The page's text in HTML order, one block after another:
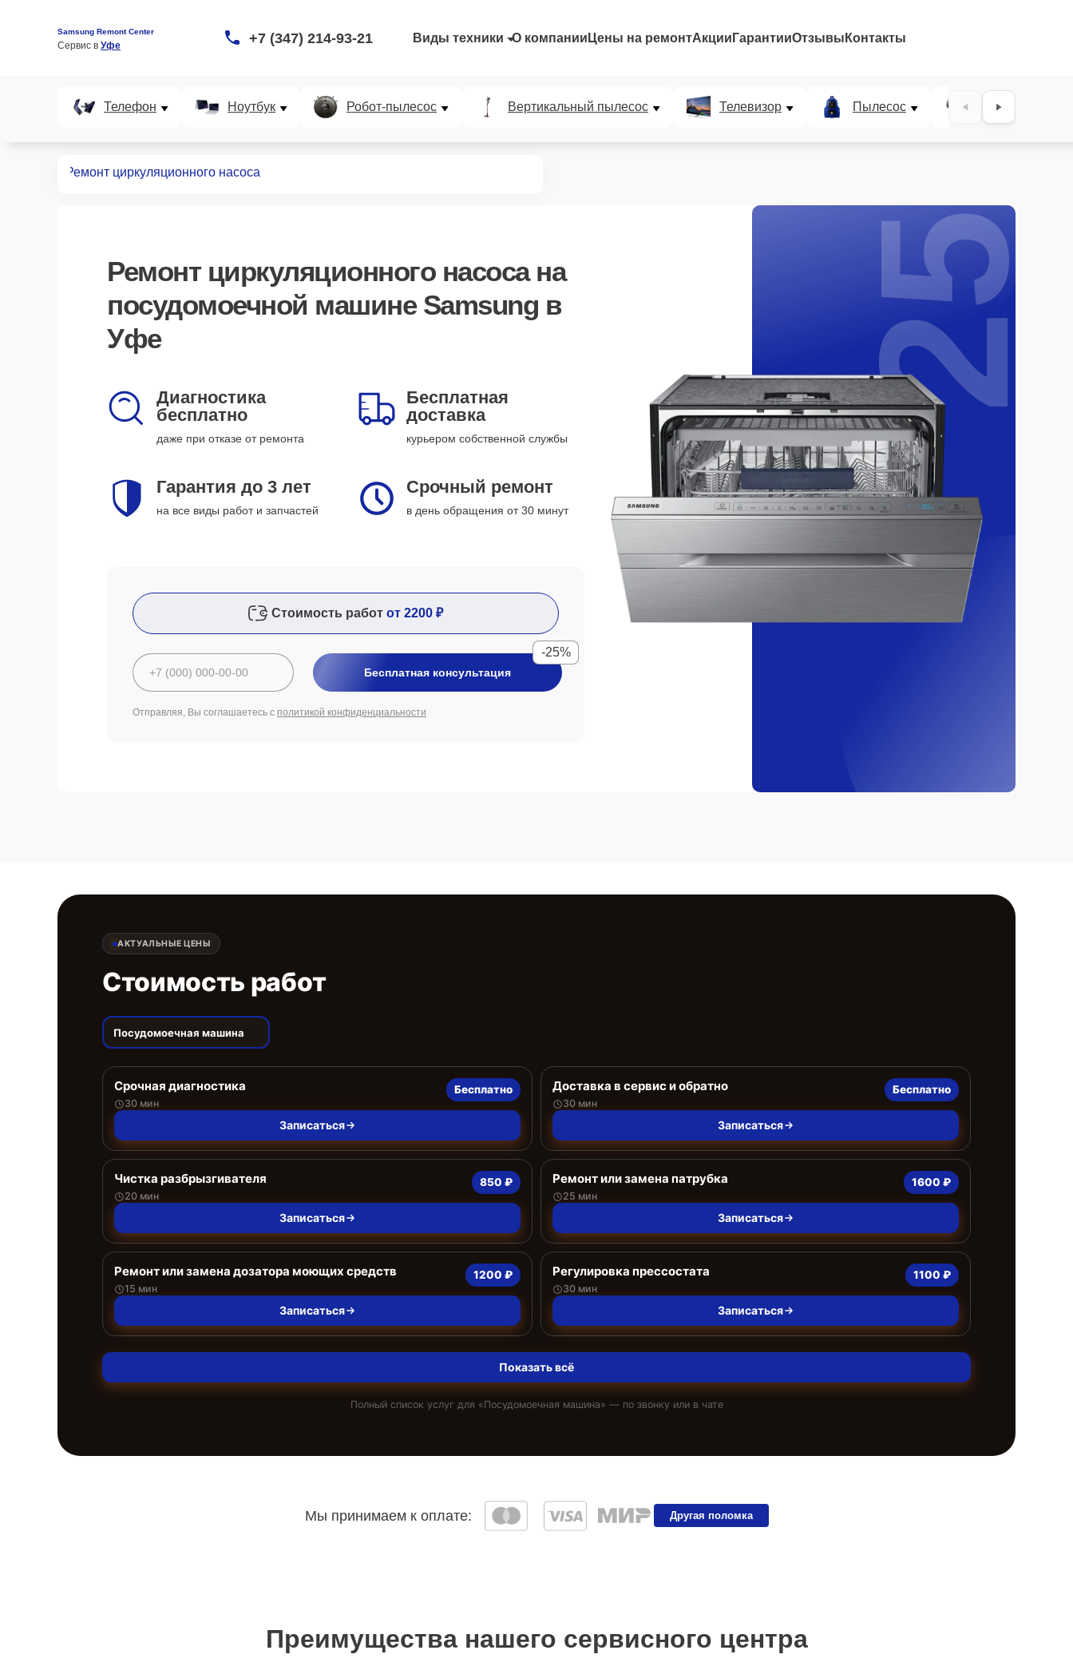
Samsung Remont Center
Сервис в Уфе +7 (347) 214-93-21 Виды техники О компании Цены на ремонтАкции ГарантииОтзывы Контакты
Телефон Ноутбук Робот-пылесос Вертикальный пылесос Телевизор Пылесос Проектор
Ремонт циркуляционного насоса
Ремонт циркуляционного насосана
посудомоечной машине Samsung в
Уфе
Диагностика
бесплатно
даже при отказе от ремонта
Бесплатная
доставка
курьером собственной службы
Гарантия до 3 лет
на все виды работ и запчастей
Срочный ремонт
в день обращения от 30 минут
Стоимость работ от 2200 ₽
Бесплатная консультация
-25%
Отправляя, Вы соглашаетесь с политикой конфиденциальности
25%
АКТУАЛЬНЫЕ ЦЕНЫ
Стоимость работ
Посудомоечная машина
Срочная диагностика
30 мин
Бесплатно
Записаться
Доставка в сервис и обратно
30 мин
Бесплатно
Записаться
Чистка разбрызгивателя
20 мин
850 ₽
Записаться
Ремонт или замена патрубка
25 мин
1600 ₽
Записаться
Ремонт или замена дозатора моющих средств
15 мин
1200 ₽
Записаться
Регулировка прессостата
30 мин
1100 ₽
Записаться
Показать всё
Полный список услуг для «Посудомоечная машина» — по звонку или в чате
Мы принимаем к оплате: Другая поломка
Преимущества нашего сервисного центра